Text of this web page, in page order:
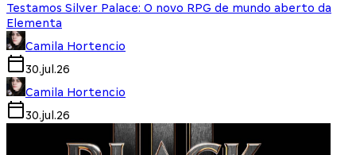
Testamos Silver Palace: O novo RPG de mundo aberto da
Elementa
Camila Hortencio
30.jul.26
Camila Hortencio
30.jul.26